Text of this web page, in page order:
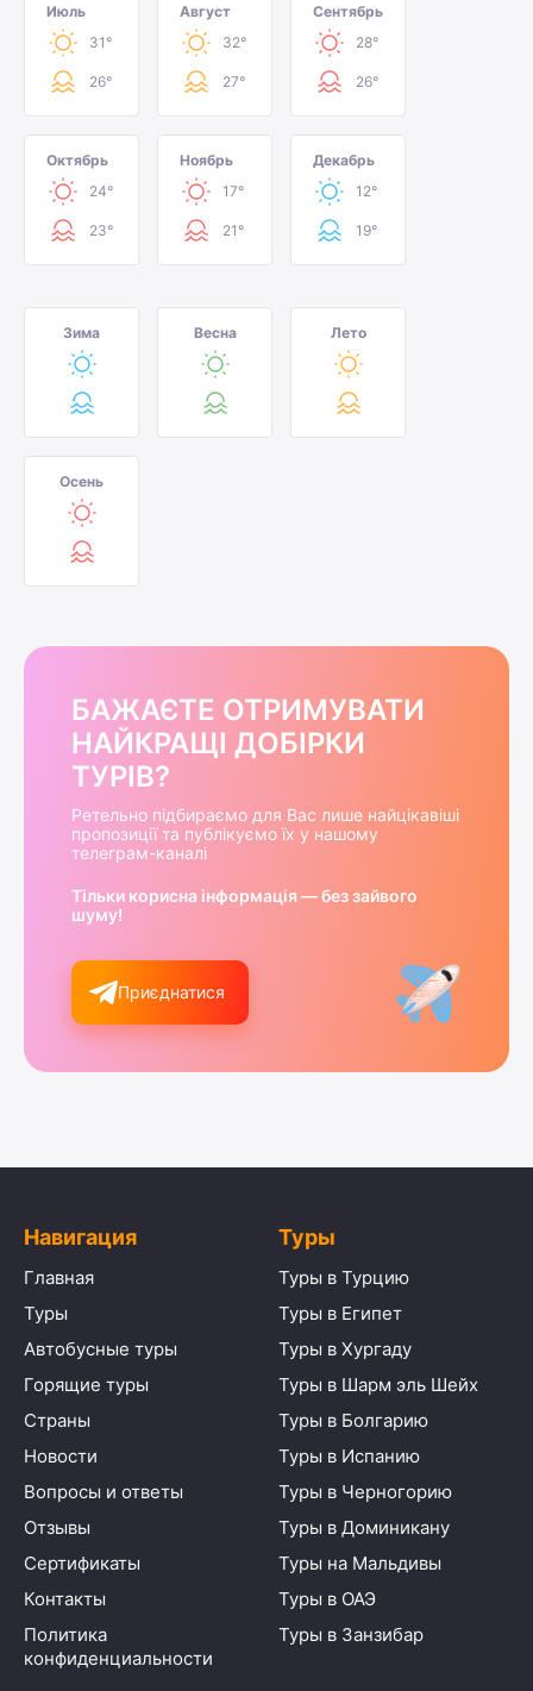
Июль
31°
26°
Август
32°
27°
Сентябрь
28°
26°
Октябрь
24°
23°
Ноябрь
17°
21°
Декабрь
12°
19°
Зима Весна Лето
Осень
БАЖАЄТЕ ОТРИМУВАТИ
НАЙКРАЩІ ДОБІРКИ
ТУРІВ?
Ретельно підбираємо для Вас лише найцікавіші
пропозиції та публікуємо їх у нашому
телеграм-каналі
Тільки корисна інформація — без зайвого
шуму!
Приєднатися
Навигация
Главная
Туры
Автобусные туры
Горящие туры
Страны
Новости
Вопросы и ответы
Отзывы
Сертификаты
Контакты
Политика
конфиденциальности
Туры
Туры в Турцию
Туры в Египет
Туры в Хургаду
Туры в Шарм эль Шейх
Туры в Болгарию
Туры в Испанию
Туры в Черногорию
Туры в Доминикану
Туры на Мальдивы
Туры в ОАЭ
Туры в Занзибар